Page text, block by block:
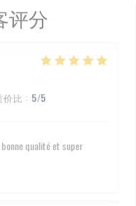
评分
价比 : 5/5
qualité et super